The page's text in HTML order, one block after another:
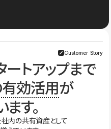
Customer Story
トアップまで
効活用が
す。
社内の共有資産として